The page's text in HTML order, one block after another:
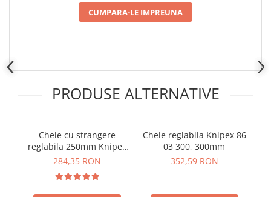
Placi de Expansiune
Module Electronice
Componente Electronice
Acumulatori
Baterii
Distributie Comutatie si Protectie
CUMPARA-LE IMPREUNA
PRODUSE ALTERNATIVE
Cheie cu strangere
reglabila 250mm Knipex
86 03 250
284,35 RON
Cheie reglabila Knipex 86
03 300, 300mm
352,59 RON